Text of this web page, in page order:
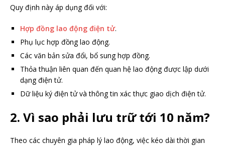
Quy định này áp dụng đối với:
Hợp đồng lao động điện tử.
Phụ lục hợp đồng lao động.
Các văn bản sửa đổi, bổ sung hợp đồng.
Thỏa thuận liên quan đến quan hệ lao động được lập dưới
dạng điện tử.
Dữ liệu ký điện tử và thông tin xác thực giao dịch điện tử.
2. Vì sao phải lưu trữ tới 10 năm?
Theo các chuyên gia pháp lý lao động, việc kéo dài thời gian